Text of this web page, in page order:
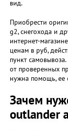
вид.
Приобрести
g2, снегохода и
интернет-
ценам в руб,
пункт
от проверенных
нужна помощь, ее
Зачем
outlander